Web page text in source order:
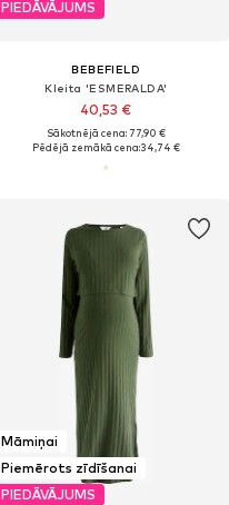
PIEDĀVĀJUMS
BEBEFIELD
Kleita 'ESMERALDA'
40,53 €
Sākotnējā cena: 77,90 €
Pēdējā zemākā cena:34,74 €
Māmiņai
Piemērots zīdīšanai
PIEDĀVĀJUMS